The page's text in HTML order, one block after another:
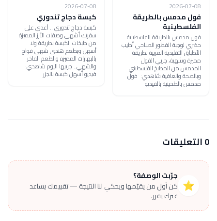
2026-07-08
فول مدمس بالطريقة
الفلسطينية
فول مدمس بالطريقة الفلسطينية ...
حضري لوجبة الفطور الصباحي أطيب
الأطباق التقليدية العربية بطريقة
مميزة وشهية، جربي الفول
المدمس من المطبخ الفلسطيني
وبالصحة والعافية شاهدي: فول
مدمس بالطحينية بالفيديو
2026-07-08
كبسة دجاج تندوري
كبسة دجاج تندوري .. أعدي على
سفرتك أشهى وصفات الأرز المميزة
من طبخات الكبسة بطريقة ولا
أسهل وبطعم هندي شهي فواح
بالبهارات المميزة والطعم الفاخر
والشهي.. جربيها اليوم شاهدي:
فيديو أسهل كبسة بالجزر
0 التعليقات
⭐
جرّبت الوصفة؟
كن أول من يقيّمها ويحكي لنا النتيجة — تقييمك يساعد
غيرك يقرر.